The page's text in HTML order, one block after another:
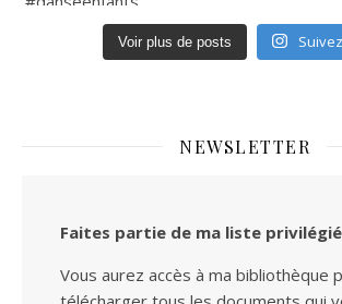
Voir plus de posts
NEWSLETTER
Faites partie de ma liste
Vous aurez accès à ma bibliothèque